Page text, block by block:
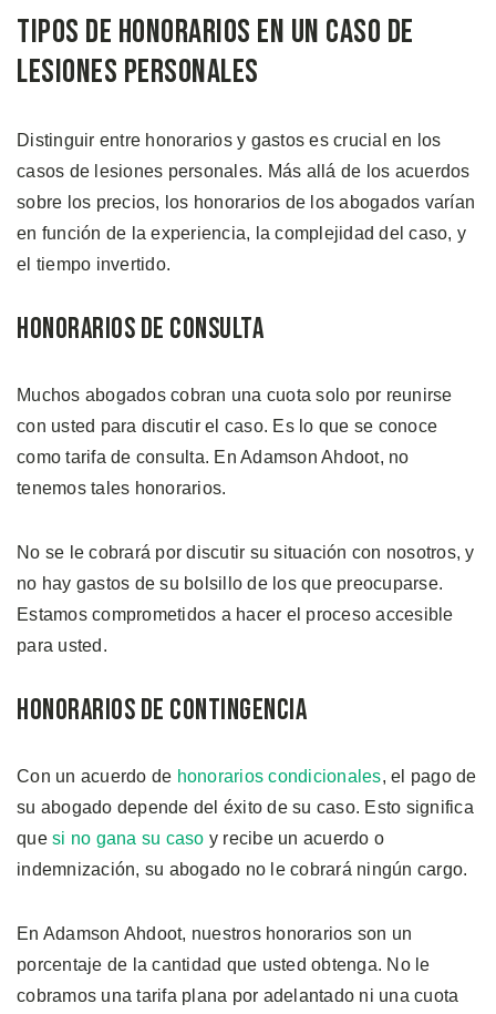
Tipos de Honorarios en un Caso de
Lesiones Personales
Distinguir entre honorarios y gastos es crucial en los
casos de lesiones personales. Más allá de los acuerdos
sobre los precios, los honorarios de los abogados varían
en función de la experiencia, la complejidad del caso, y
el tiempo invertido.
Honorarios de Consulta
Muchos abogados cobran una cuota solo por reunirse
con usted para discutir el caso. Es lo que se conoce
como tarifa de consulta. En Adamson Ahdoot, no
tenemos tales honorarios.
No se le cobrará por discutir su situación con nosotros, y
no hay gastos de su bolsillo de los que preocuparse.
Estamos comprometidos a hacer el proceso accesible
para usted.
Honorarios de Contingencia
Con un acuerdo de honorarios condicionales, el pago de
su abogado depende del éxito de su caso. Esto significa
que si no gana su caso y recibe un acuerdo o
indemnización, su abogado no le cobrará ningún cargo.
En Adamson Ahdoot, nuestros honorarios son un
porcentaje de la cantidad que usted obtenga. No le
cobramos una tarifa plana por adelantado ni una cuota